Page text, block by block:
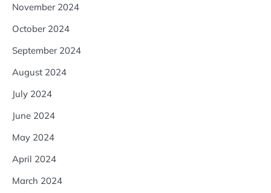
November 2024
October 2024
September 2024
August 2024
July 2024
June 2024
May 2024
April 2024
March 2024